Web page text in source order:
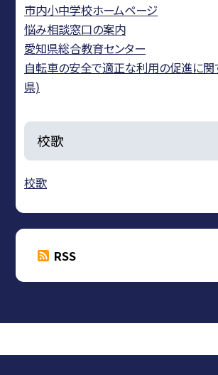
市内小中学校ホームページ
悩み相談窓口の案内
愛知県総合教育センター
自転車の安全で適正な利用の促進に関
県)
校歌
校歌
RSS